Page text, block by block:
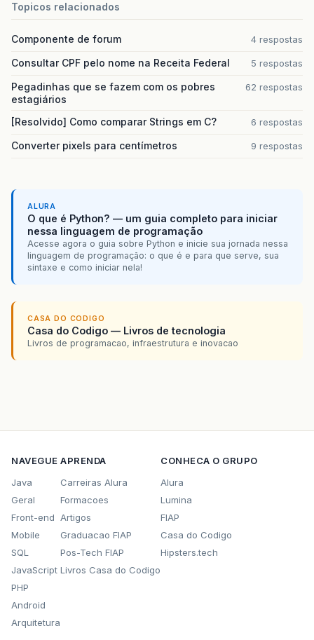
Topicos relacionados
Componente de forum 4 respostas
Consultar CPF pelo nome na Receita Federal 5 respostas
Pegadinhas que se fazem com os pobres
estagiários
62 respostas
[Resolvido] Como comparar Strings em C? 6 respostas
Converter pixels para centímetros 9 respostas
ALURA
O que é Python? — um guia completo para iniciar
nessa linguagem de programação
Acesse agora o guia sobre Python e inicie sua jornada nessa
linguagem de programação: o que é e para que serve, sua
sintaxe e como iniciar nela!
CASA DO CODIGO
Casa do Codigo — Livros de tecnologia
Livros de programacao, infraestrutura e inovacao
NAVEGUE
Java
Geral
Front-end
Mobile
SQL
JavaScript
PHP
Android
Arquitetura
APRENDA
Carreiras Alura
Formacoes
Artigos
Graduacao FIAP
Pos-Tech FIAP
Livros Casa do Codigo
CONHECA O GRUPO
Alura
Lumina
FIAP
Casa do Codigo
Hipsters.tech